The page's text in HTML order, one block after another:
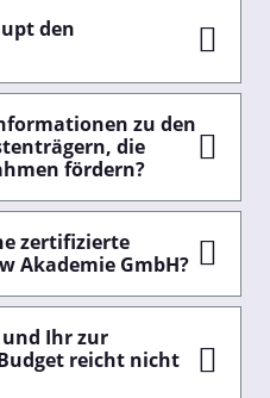
den
zu den
die
fördern?
zertifizierte
Akademie GmbH?
und Ihr zur
reicht nicht